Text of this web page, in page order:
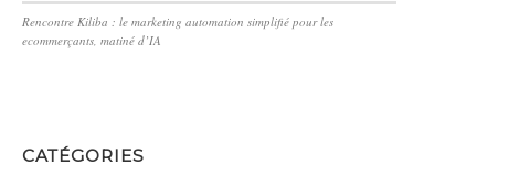
Rencontre Kiliba : le marketing automation simplifié pour les
ecommerçants, matiné d’IA
CATÉGORIES